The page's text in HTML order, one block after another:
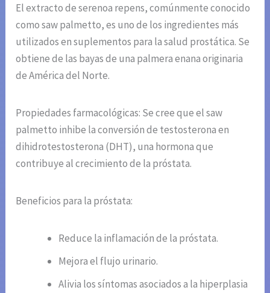
El extracto de serenoa repens, comúnmente conocido
como saw palmetto, es uno de los ingredientes más
utilizados en suplementos para la salud prostática. Se
obtiene de las bayas de una palmera enana originaria
de América del Norte.
Propiedades farmacológicas: Se cree que el saw
palmetto inhibe la conversión de testosterona en
dihidrotestosterona (DHT), una hormona que
contribuye al crecimiento de la próstata.
Beneficios para la próstata:
Reduce la inflamación de la próstata.
Mejora el flujo urinario.
Alivia los síntomas asociados a la hiperplasia